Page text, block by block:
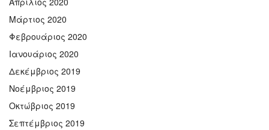
Μάρτιος 2020
Φεβρουάριος 2020
Ιανουάριος 2020
Δεκέμβριος 2019
Νοέμβριος 2019
Οκτώβριος 2019
Σεπτέμβριος 2019